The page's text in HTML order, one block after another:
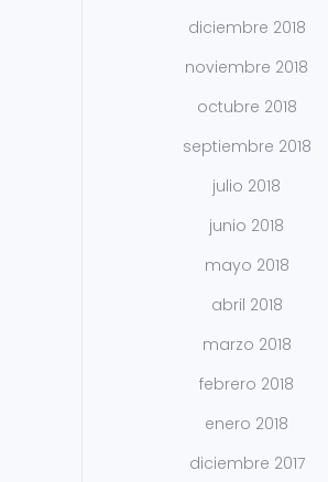
diciembre 2018
noviembre 2018
octubre 2018
septiembre 2018
julio 2018
junio 2018
mayo 2018
abril 2018
marzo 2018
febrero 2018
enero 2018
diciembre 2017